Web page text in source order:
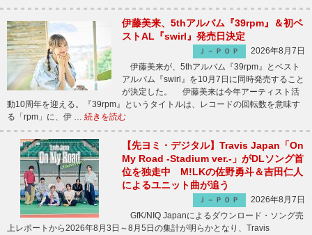
伊藤美来、5thアルバム『39rpm』＆初ベ
ストAL『swirl』発売日決定
Ｊ－ＰＯＰ
2026年8月7日
伊藤美来が、5thアルバム『39rpm』とベスト
アルバム『swirl』を10月7日に同時発売すること
が決定した。 伊藤美来は今年アーティスト活
動10周年を迎える。『39rpm』というタイトルは、レコードの回転数を意味す
る「rpm」に、伊 … 続きを読む
【先ヨミ・デジタル】Travis Japan「On
My Road -Stadium ver.-」がDLソング首
位を独走中 M!LKの佐野勇斗＆吉田仁人
によるユニット曲が追う
Ｊ－ＰＯＰ
2026年8月7日
GfK/NIQ Japanによるダウンロード・ソング売
上レポートから2026年8月3日～8月5日の集計が明らかとなり、Travis